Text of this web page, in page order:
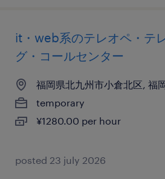
it・web系のテレオペ・テ
グ・コールセンター
福岡県北九州市小倉北区, 福
temporary
¥1280.00 per hour
posted 23 july 2026